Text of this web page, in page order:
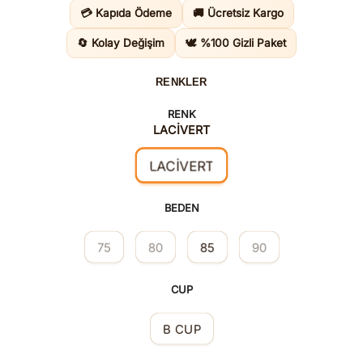
3.185,00TL. fiyat:
💳 Kapıda Ödeme 🚚 Ücretsiz Kargo
🔄 Kolay Değişim 🕊️ %100 Gizli Paket
RENKLER
RENK
LACİVERT
LACİVERT
BEDEN
75 80 85 90
CUP
B CUP